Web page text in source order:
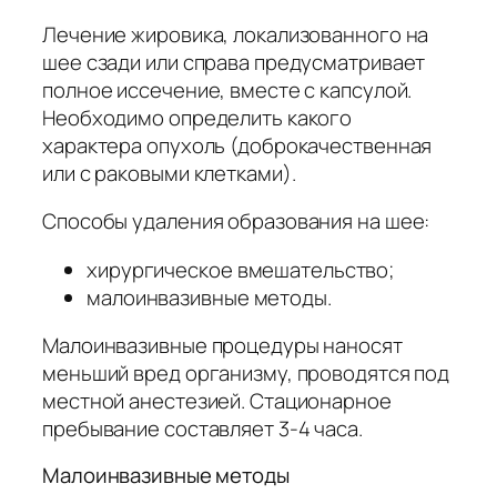
Лечение жировика, локализованного на
шее сзади или справа предусматривает
полное иссечение, вместе с капсулой.
Необходимо определить какого
характера опухоль (доброкачественная
или с раковыми клетками).
Способы удаления образования на шее:
хирургическое вмешательство;
малоинвазивные методы.
Малоинвазивные процедуры наносят
меньший вред организму, проводятся под
местной анестезией. Стационарное
пребывание составляет 3-4 часа.
Малоинвазивные методы